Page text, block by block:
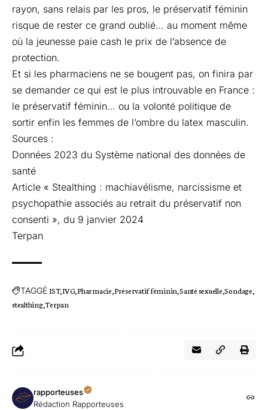
rayon, sans relais par les pros, le préservatif féminin
risque de rester ce grand oublié… au moment même
où la jeunesse paie cash le prix de l’absence de
protection.
Et si les pharmaciens ne se bougent pas, on finira par
se demander ce qui est le plus introuvable en France :
le préservatif féminin… ou la volonté politique de
sortir enfin les femmes de l’ombre du latex masculin.
Sources :
Données 2023 du Système national des données de
santé
Article « Stealthing : machiavélisme, narcissisme et
psychopathie associés au retrait du préservatif non
consenti », du 9 janvier 2024
Terpan
TAGGÉIST IVG Pharmacie Préservatif féminin Santé sexuelle Sondage
stealthing Terpan
rapporteuses
Rédaction Rapporteuses